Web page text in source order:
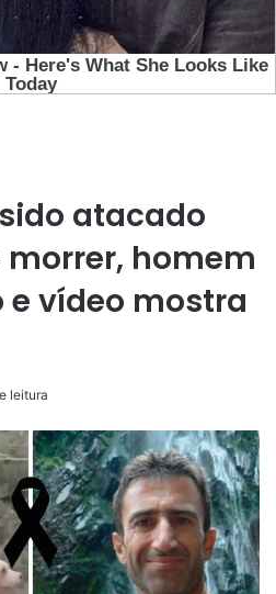
atacado
homem
e vídeo mostra
leitura